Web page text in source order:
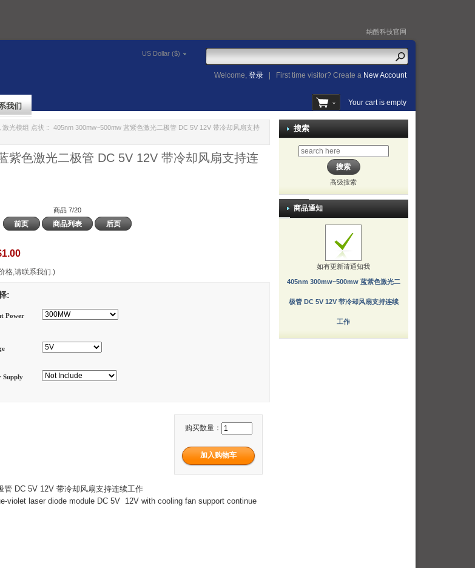
纳酷科技官网
US Dollar ($)
Welcome,登录 First time visitor? Create a New Account
我们 Your cart is empty
激光模组 点状 :: 405nm 300mw~500mw 蓝紫色激光二极管 DC 5V 12V 带冷却风扇支持
紫色激光二极管 DC 5V 12V 带冷却风扇支持连
商品 7/20
前页 商品列表 后页
格,请联系我们.)
:
Power
Supply
购买数量：
管 DC 5V 12V 带冷却风扇支持连续工作
violet laser diode module DC 5V 12V with cooling fan support continue
搜索
高级搜索
商品通知
如有更新请通知我
405nm 300mw~500mw 蓝紫色激光二
极管 DC 5V 12V 带冷却风扇支持连续
工作